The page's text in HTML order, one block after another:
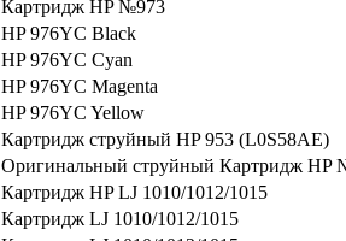
Картридж HP №973
HP 976YC Black
HP 976YC Cyan
HP 976YC Magenta
HP 976YC Yellow
Картридж струйный HP 953 (L0S58AE)
Оригинальный струйный Картридж HP
Картридж HP LJ 1010/1012/1015
Картридж LJ 1010/1012/1015